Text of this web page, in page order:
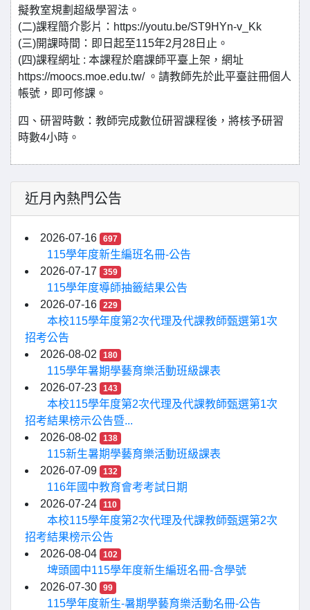
擬教室規劃超級學習法。
(二)課程簡介影片：https://youtu.be/ST9HYn-v_Kk
(三)開課時間：即日起至115年2月28日止。
(四)課程網址 : 本課程於磨課師平臺上架，網址
https://moocs.moe.edu.tw/ 。請教師先於此平臺註冊個人
帳號，即可修課。
四、研習時數：教師完成數位研習課程後，將核予研習
時數4小時。
近月內熱門公告
2026-07-16 697
115學年度新生編班名冊-公告
2026-07-17
359
115學年度導師抽籤結果公告
2026-07-16
229
本校115學年度第2次代理及代課教師甄選第1次
招考公告
2026-08-02
180
115學年暑期學藝育樂活動班級課表
2026-07-23
143
本校115學年度第2次代理及代課教師甄選第1次
招考結果榜示公告暨...
2026-08-02
138
115新生暑期學藝育樂活動班級課表
2026-07-09
132
116年國中教育會考考試日期
2026-07-24
110
本校115學年度第2次代理及代課教師甄選第2次
招考結果榜示公告
2026-08-04
102
埤頭國中115學年度新生編班名冊-含學號
2026-07-30
99
115學年度新生-暑期學藝育樂活動名冊-公告